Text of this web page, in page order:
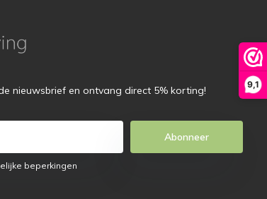
9,1
nieuwsbrief en ontvang direct 5% korting!
Abonneer
beperkingen